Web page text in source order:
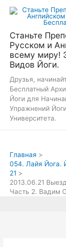
Перейти
Станьте
Русском и
всему миру!
Видов Йоги.
Друзья,
Бесплатный
Йоги для
Упражнений
Университета.
Главная
054. Лайя Йога.
21
2013.06.21
Часть 2. Вадим